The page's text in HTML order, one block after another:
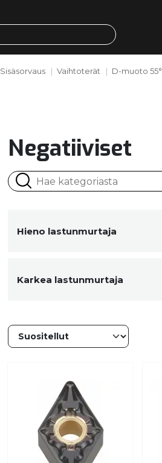
Sisäsorvaus Vaihtoterät D-muoto 55°
Negatiiviset
Hieno lastunmurtaja
Karkea lastunmurtaja